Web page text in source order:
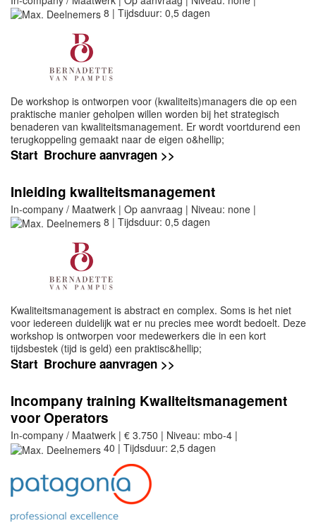
8 | Tijdsduur: 0,5 dagen
De workshop is ontworpen voor (kwaliteits)managers die op een
praktische manier geholpen willen worden bij het strategisch
benaderen van kwaliteitsmanagement. Er wordt voortdurend een
terugkoppeling gemaakt naar de eigen o&hellip;
Start Brochure aanvragen >>
Inleiding kwaliteitsmanagement
In-company / Maatwerk | Op aanvraag | Niveau: none |
8 | Tijdsduur: 0,5 dagen
Kwaliteitsmanagement is abstract en complex. Soms is het niet
voor iedereen duidelijk wat er nu precies mee wordt bedoelt. Deze
workshop is ontworpen voor medewerkers die in een kort
tijdsbestek (tijd is geld) een praktisc&hellip;
Start Brochure aanvragen >>
Incompany training Kwaliteitsmanagement
voor Operators
In-company / Maatwerk | € 3.750 | Niveau: mbo-4 |
40 | Tijdsduur: 2,5 dagen